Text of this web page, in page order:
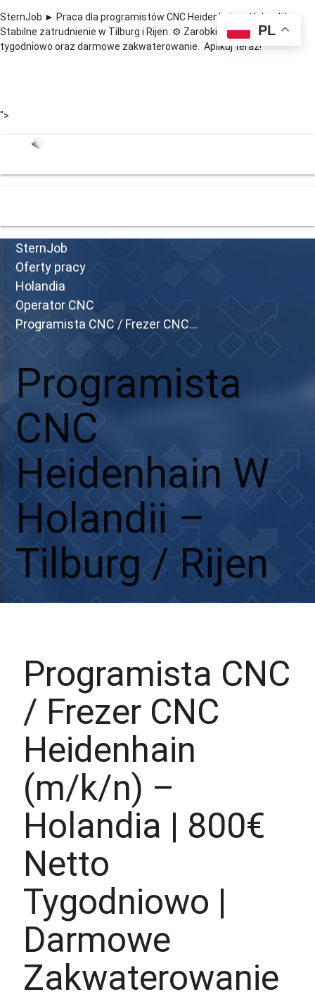
SternJob ► Praca dla programistów CNC Heidenhain w Holandii!
Stabilne zatrudnienie w Tilburg i Rijen. ⚙️ Zarobki do 800€ netto
tygodniowo oraz darmowe zakwaterowanie. Aplikuj teraz!
">
SternJob
Oferty pracy
Holandia
Operator CNC
Programista CNC / Frezer CNC...
Programista
CNC
Heidenhain W
Holandii –
Tilburg / Rijen
Programista CNC
/ Frezer CNC
Heidenhain
(m/k/n) –
Holandia | 800€
Netto
Tygodniowo |
Darmowe
Zakwaterowanie
PL